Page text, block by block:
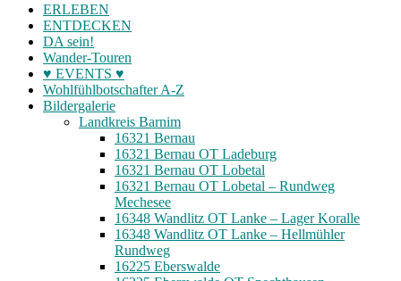
ERLEBEN
ENTDECKEN
DA sein!
Wander-Touren
♥ EVENTS ♥
Wohlfühlbotschafter A-Z
Bildergalerie
Landkreis Barnim
16321 Bernau
16321 Bernau OT Ladeburg
16321 Bernau OT Lobetal
16321 Bernau OT Lobetal – Rundweg
Mechesee
16348 Wandlitz OT Lanke – Lager Koralle
16348 Wandlitz OT Lanke – Hellmühler
Rundweg
16225 Eberswalde